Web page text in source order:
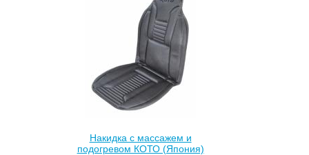
Накидка с массажем и
подогревом КОТО (Япония)